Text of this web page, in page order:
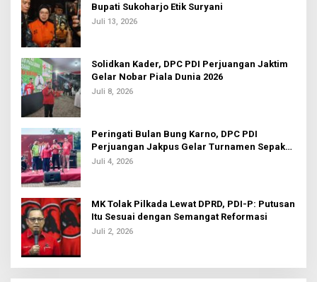
Bupati Sukoharjo Etik Suryani
Juli 13, 2026
Solidkan Kader, DPC PDI Perjuangan Jaktim
Gelar Nobar Piala Dunia 2026
Juli 8, 2026
Peringati Bulan Bung Karno, DPC PDI
Perjuangan Jakpus Gelar Turnamen Sepak
Bola U-20
Juli 4, 2026
MK Tolak Pilkada Lewat DPRD, PDI-P: Putusan
Itu Sesuai dengan Semangat Reformasi
Juli 2, 2026